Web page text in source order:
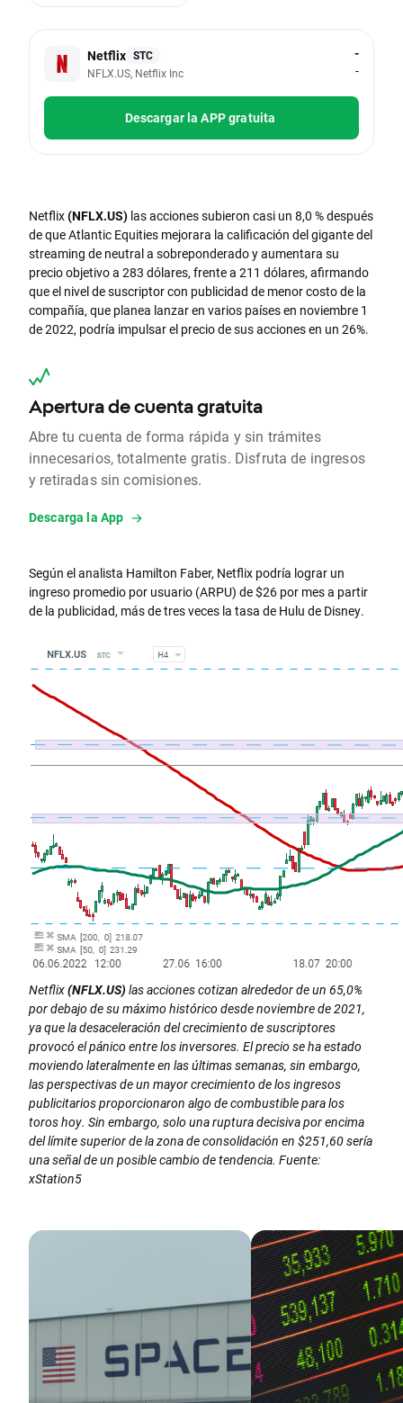
Netflix STC
NFLX.US, Netflix Inc
-
-
Descargar la APP gratuita
Netflix(NFLX.US) las acciones subieron casi un 8,0 % después
de que Atlantic Equities mejorara la calificación del gigante del
streaming de neutral a sobreponderado y aumentara su
precio objetivo a 283 dólares, frente a 211 dólares, afirmando
que el nivel de suscriptor con publicidad de menor costo de la
compañía, que planea lanzar en varios países en noviembre 1
de 2022, podría impulsar el precio de sus acciones en un 26%.
Apertura de cuenta gratuita
Abre tu cuenta de forma rápida y sin trámites
innecesarios, totalmente gratis. Disfruta de ingresos
y retiradas sin comisiones.
Descarga la App
Según el analista Hamilton Faber, Netflix podría lograr un
ingreso promedio por usuario (ARPU) de $26 por mes a partir
de la publicidad, más de tres veces la tasa de Hulu de Disney.
Netflix(NFLX.US)las acciones cotizan alrededor de un 65,0%
por debajo de su máximo histórico desde noviembre de 2021,
ya que la desaceleración del crecimiento de suscriptores
provocó el pánico entre los inversores. El precio se ha estado
moviendo lateralmente en las últimas semanas, sin embargo,
las perspectivas de un mayor crecimiento de los ingresos
publicitarios proporcionaron algo de combustible para los
toros hoy. Sin embargo, solo una ruptura decisiva por encima
del límite superior de la zona de consolidación en $251,60 sería
una señal de un posible cambio de tendencia. Fuente:
xStation5